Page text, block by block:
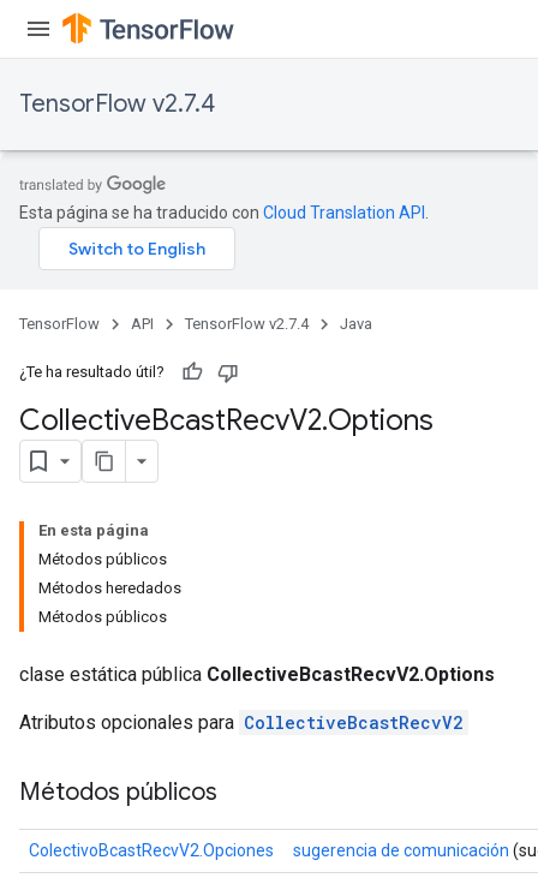
TensorFlow v2.7.4
Esta página se ha traducido con Cloud Translation API
TensorFlow API TensorFlow v2.7.4 Java
¿Te ha resultado útil?
CollectiveBcastRecvV2.Options
En esta página
Métodos públicos
Métodos heredados
Métodos públicos
clase estática pública CollectiveBcastRecvV2.Options
Atributos opcionales para CollectiveBcastRecvV2
Métodos públicos
ColectivoBcastRecvV2.Opciones sugerencia de comunicación